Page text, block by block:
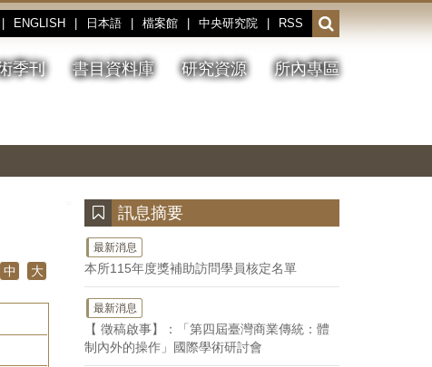
ENGLISH 日本語 檔案館 中央研究院 RSS
開
啟
或
收
季刊 書目資料庫 研究資源 所內專區
停、
圖
圖
結
中 大
訊息摘要
最新消息
本所115年度獎補助訪問學員核定名單
最新消息
【 徵稿啟事】：「第四屆臺灣商業傳統：體
制內外的操作」國際學術研討會